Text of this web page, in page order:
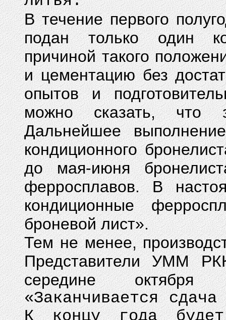
В течение первого
подан только один
причиной такого
и цементацию без
опытов и
можно сказать, что
Дальнейшее
кондиционного
до мая-июня
ферросплавов. В
кондиционные
броневой лист».
Тем не менее,
Представители УММ
середине
«Заканчивается